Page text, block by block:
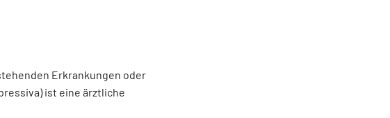
Erkrankungen oder
ist eine ärztliche